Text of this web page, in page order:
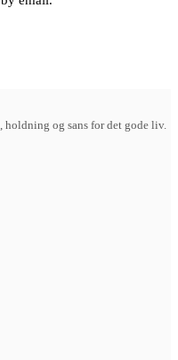
og sans for det gode liv.